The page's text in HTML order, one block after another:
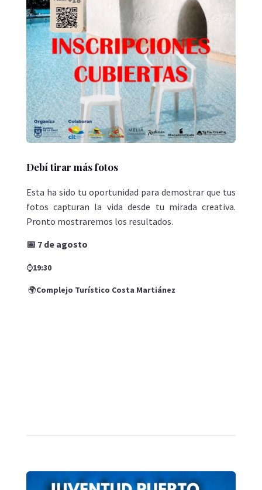
Debí tirar más fotos
Esta ha sido tu oportunidad para demostrar que tus
fotos capturan la vida desde tu mirada creativa.
Pronto mostraremos los resultados.
📅 7 de agosto
⌚19:30
🌍Complejo Turístico Costa Martiánez